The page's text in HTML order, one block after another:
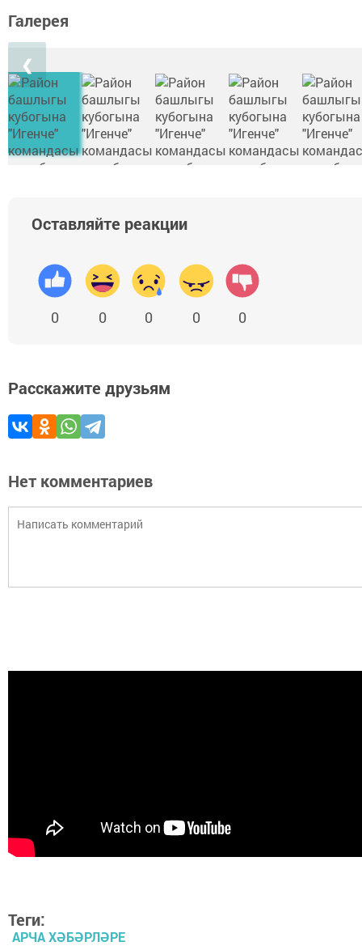
Галерея
❮
Оставляйте реакции
0 0 0 0 0
Расскажите друзьям
Нет комментариев
Теги:
АРЧА ХӘБӘРЛӘРЕ